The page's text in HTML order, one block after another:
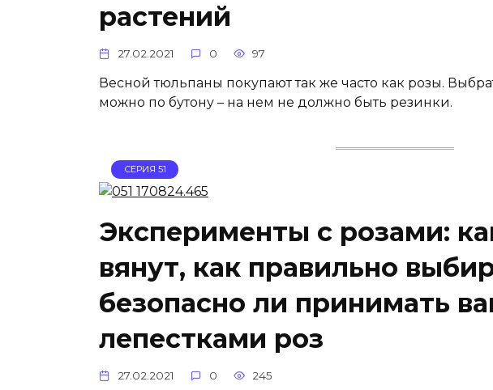
растений
27.02.2021 0 97
Весной тюльпаны покупают так же часто как розы.
можно по бутону – на нем не должно быть резинки.
СЕРИЯ 51
Эксперименты с розами:
вянут, как правильно
безопасно ли принимать
лепестками роз
27.02.2021 0 245